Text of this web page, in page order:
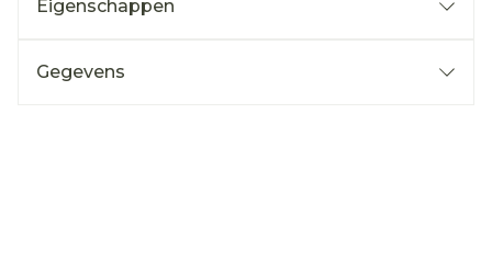
Eigenschappen
Gegevens